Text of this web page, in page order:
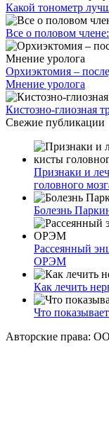
Какой тонометр
Все о половом члене:
Орхиэктомия –
Мнение уролога
Кистозно-глиозная
Свежие публикации
Признаки и
головного
Болезнь
Рассеянный
ОРЭМ
Как лечить
Что
Авторские права: